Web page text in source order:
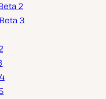
2
Beta 3